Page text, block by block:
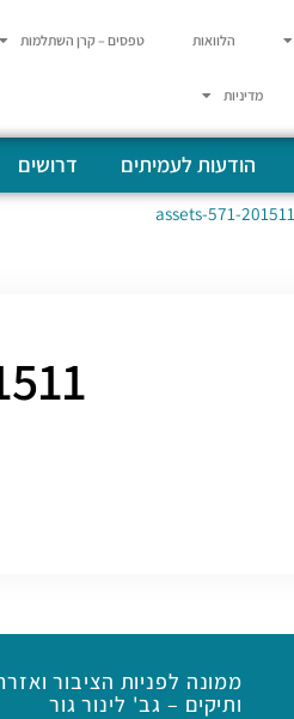
הלוואות טפסים – קרן השתלמות
מדיניות
הודעות לעמיתים דרושים
201511-assets-571
571
ממונה לפניות הציבור
ותיקים – גב' לינור גור